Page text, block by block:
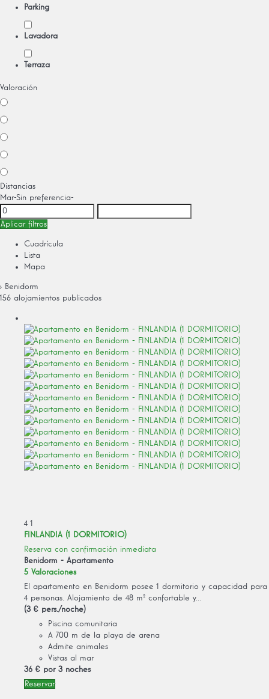
Parking
Lavadora
Terraza
Valoración
Distancias
Mar-Sin preferencia-
Aplicar filtros
Cuadrícula
Lista
Mapa
› Benidorm
156 alojamientos publicados
4 1
FINLANDIA (1 DORMITORIO)
Reserva con confirmación inmediata
Benidorm - Apartamento
5 Valoraciones
El apartamento en Benidorm posee 1 dormitorio y capacidad para
4 personas. Alojamiento de 48 m² confortable y...
(3 € pers./noche)
Piscina comunitaria
A 700 m de la playa de arena
Admite animales
Vistas al mar
36 € por 3 noches
Reservar